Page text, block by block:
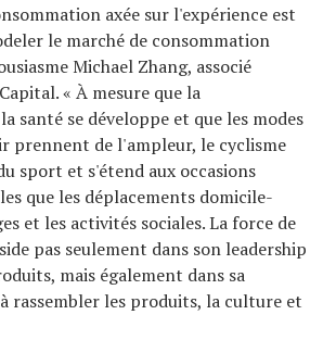
axée sur l'expérience est
le marché de consommation
Michael Zhang, associé
« À mesure que la
santé se développe et que les modes
prennent de l'ampleur, le cyclisme
sport et s'étend aux occasions
que les déplacements domicile-
et les activités sociales. La force de
pas seulement dans son leadership
mais également dans sa
rassembler les produits, la culture et